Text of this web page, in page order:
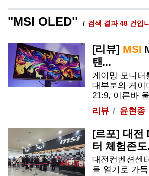
"MSI OLED" 검색 결과 48 건입
[리뷰] MSI
탠...
게이밍 모니터
대부분의 게이
21:9, 이른바
리뷰
윤현종
[르포] 대전
터 체험존도
대전컨벤션센
들 열기로 가